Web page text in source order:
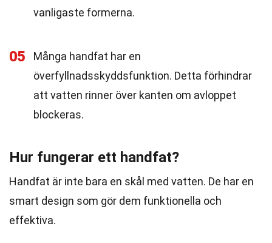
vanligaste formerna.
05
Många handfat har en
överfyllnadsskyddsfunktion. Detta förhindrar
att vatten rinner över kanten om avloppet
blockeras.
Hur fungerar ett handfat?
Handfat är inte bara en skål med vatten. De har en
smart design som gör dem funktionella och
effektiva.